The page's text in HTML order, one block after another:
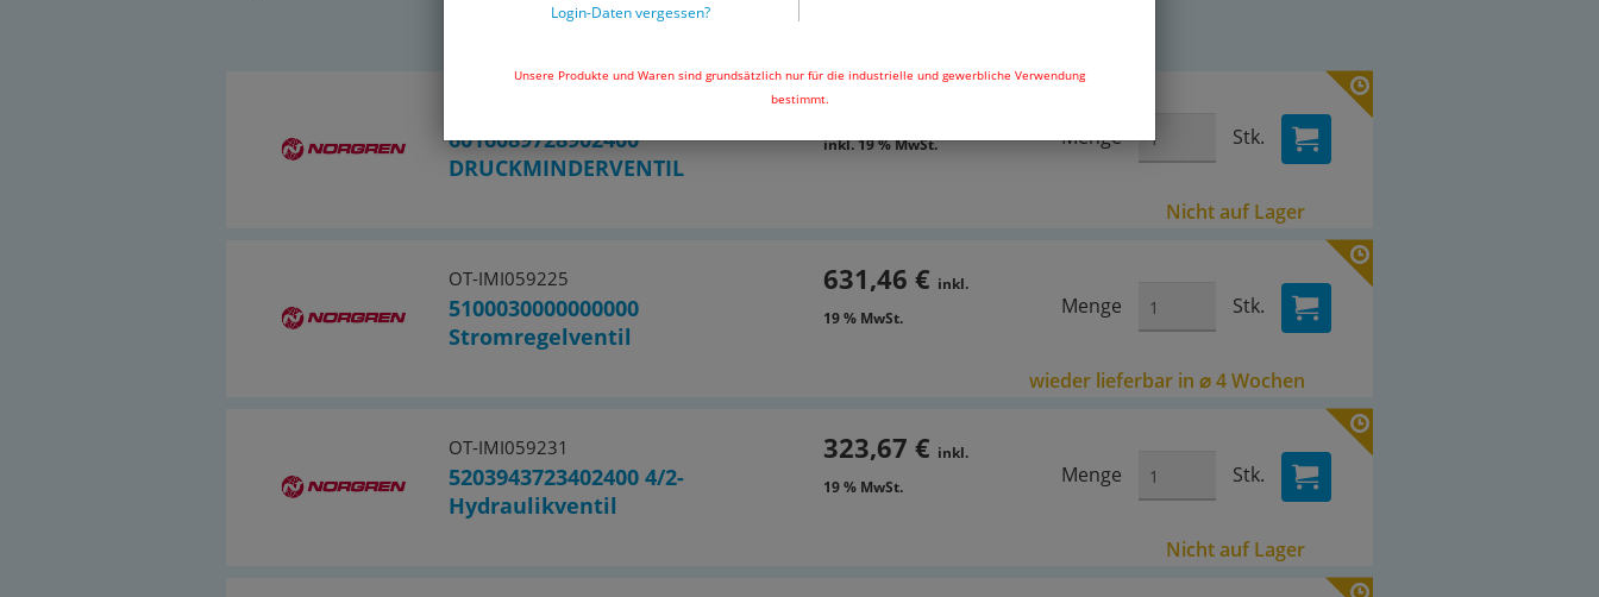
Login-Daten vergessen?
Unsere Produkte und Waren sind grundsätzlich nur für die industrielle und gewerbliche Verwendung
bestimmt.
6016089728902400
DRUCKMINDERVENTIL
3.375,42 €
inkl. 19 % MwSt. Menge Stk.
Nicht auf Lager
OT-IMI059225
5100030000000000
Stromregelventil
631,46 € inkl.
19 % MwSt.
Menge Stk.
wieder lieferbar in ⌀ 4 Wochen
OT-IMI059231
5203943723402400 4/2-
Hydraulikventil
323,67 € inkl.
19 % MwSt.
Menge Stk.
Nicht auf Lager